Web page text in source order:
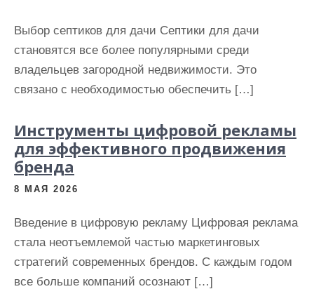
Выбор септиков для дачи Септики для дачи
становятся все более популярными среди
владельцев загородной недвижимости. Это
связано с необходимостью обеспечить […]
Инструменты цифровой рекламы
для эффективного продвижения
бренда
8 МАЯ 2026
Введение в цифровую рекламу Цифровая реклама
стала неотъемлемой частью маркетинговых
стратегий современных брендов. С каждым годом
все больше компаний осознают […]